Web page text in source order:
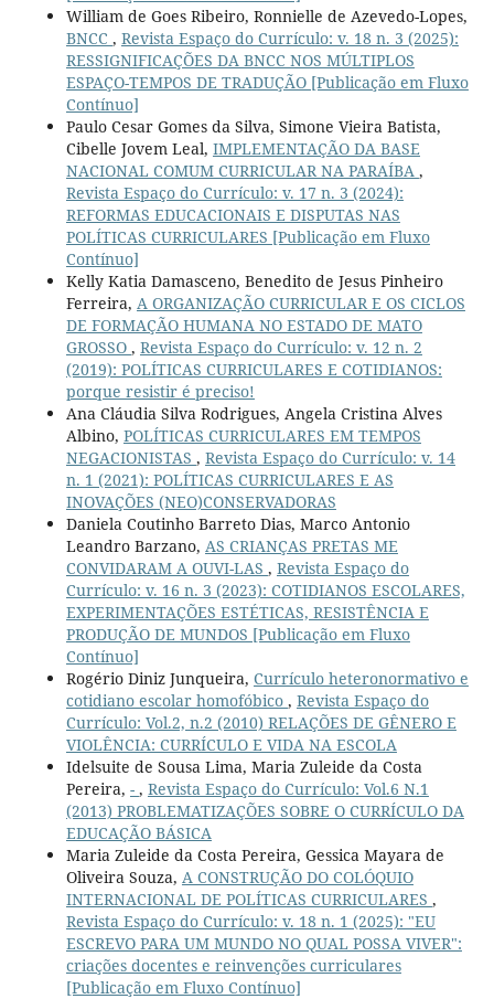
William de Goes Ribeiro, Ronnielle de Azevedo-Lopes,
BNCC , Revista Espaço do Currículo: v. 18 n. 3 (2025):
RESSIGNIFICAÇÕES DA BNCC NOS MÚLTIPLOS
ESPAÇO-TEMPOS DE TRADUÇÃO [Publicação em Fluxo
Contínuo]
Paulo Cesar Gomes da Silva, Simone Vieira Batista,
Cibelle Jovem Leal, IMPLEMENTAÇÃO DA BASE
NACIONAL COMUM CURRICULAR NA PARAÍBA ,
Revista Espaço do Currículo: v. 17 n. 3 (2024):
REFORMAS EDUCACIONAIS E DISPUTAS NAS
POLÍTICAS CURRICULARES [Publicação em Fluxo
Contínuo]
Kelly Katia Damasceno, Benedito de Jesus Pinheiro
Ferreira, A ORGANIZAÇÃO CURRICULAR E OS CICLOS
DE FORMAÇÃO HUMANA NO ESTADO DE MATO
GROSSO , Revista Espaço do Currículo: v. 12 n. 2
(2019): POLÍTICAS CURRICULARES E COTIDIANOS:
porque resistir é preciso!
Ana Cláudia Silva Rodrigues, Angela Cristina Alves
Albino, POLÍTICAS CURRICULARES EM TEMPOS
NEGACIONISTAS , Revista Espaço do Currículo: v. 14
n. 1 (2021): POLÍTICAS CURRICULARES E AS
INOVAÇÕES (NEO)CONSERVADORAS
Daniela Coutinho Barreto Dias, Marco Antonio
Leandro Barzano, AS CRIANÇAS PRETAS ME
CONVIDARAM A OUVI-LAS , Revista Espaço do
Currículo: v. 16 n. 3 (2023): COTIDIANOS ESCOLARES,
EXPERIMENTAÇÕES ESTÉTICAS, RESISTÊNCIA E
PRODUÇÃO DE MUNDOS [Publicação em Fluxo
Contínuo]
Rogério Diniz Junqueira, Currículo heteronormativo e
cotidiano escolar homofóbico , Revista Espaço do
Currículo: Vol.2, n.2 (2010) RELAÇÕES DE GÊNERO E
VIOLÊNCIA: CURRÍCULO E VIDA NA ESCOLA
Idelsuite de Sousa Lima, Maria Zuleide da Costa
Pereira, - , Revista Espaço do Currículo: Vol.6 N.1
(2013) PROBLEMATIZAÇÕES SOBRE O CURRÍCULO DA
EDUCAÇÃO BÁSICA
Maria Zuleide da Costa Pereira, Gessica Mayara de
Oliveira Souza, A CONSTRUÇÃO DO COLÓQUIO
INTERNACIONAL DE POLÍTICAS CURRICULARES ,
Revista Espaço do Currículo: v. 18 n. 1 (2025): "EU
ESCREVO PARA UM MUNDO NO QUAL POSSA VIVER":
criações docentes e reinvenções curriculares
[Publicação em Fluxo Contínuo]